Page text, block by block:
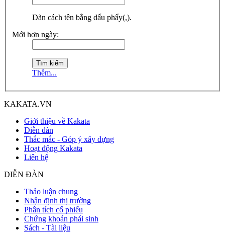
Dãn cách tên bằng dấu phẩy(,).
Mới hơn ngày:
Thêm...
KAKATA.VN
Giới thiệu về Kakata
Diễn đàn
Thắc mắc - Góp ý xây dựng
Hoạt động Kakata
Liên hệ
DIỄN ĐÀN
Thảo luận chung
Nhận định thị trường
Phân tích cổ phiếu
Chứng khoán phái sinh
Sách - Tài liệu